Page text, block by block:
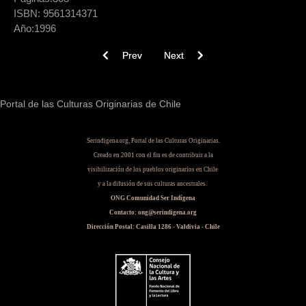
ISBN: 9561314371
Año:1996
Previous article: Culturas indígenas de Chile :
Prev Next article: Prehistoria y
Next
Portal de las Culturas Originarias de Chile
Serindigena.org, Portal de las Culturas Originarias.
Creado en 2001 con el fin es de contribuir a la
visibilización de los pueblos originarios en Chile
y a la difusión de sus culturas ancestrales.
ONG Comunidad Ser Indígena
Contacto: ong@serindigena.org
Dirección Postal: Casilla 1286 - Valdivia - Chile